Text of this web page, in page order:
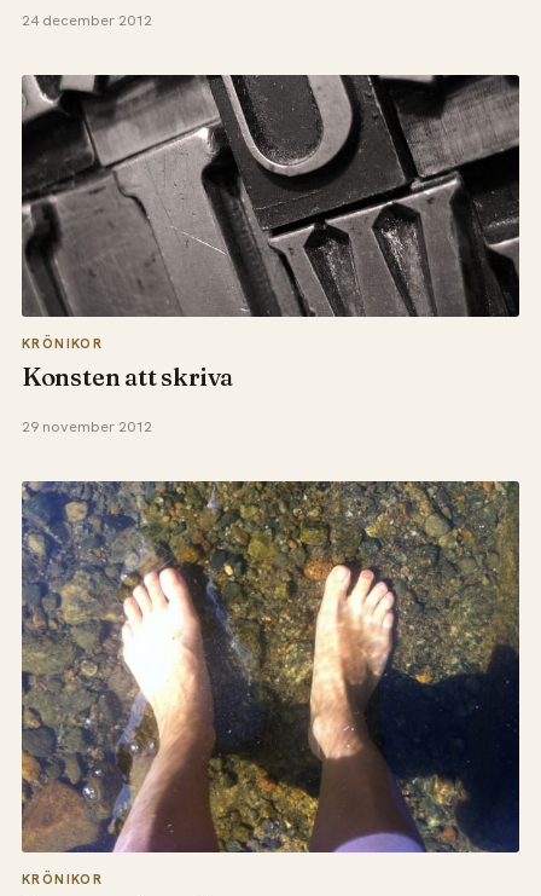
24 december 2012
KRÖNIKOR
Konsten att skriva
29 november 2012
KRÖNIKOR